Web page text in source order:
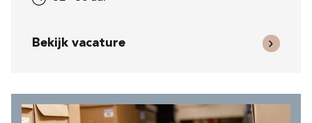
Bekijk vacature